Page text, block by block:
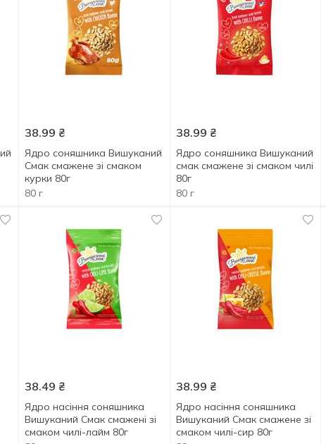
38.99 ₴
Ядро соняшника Вишуканий
Смак смажене зі смаком
курки 80г
80 г
38.99 ₴
Ядро соняшника Вишуканий
смак смажене зі смаком чилі
80г
80 г
38.49 ₴
Ядро насіння соняшника
Вишуканий Смак смажені зі
смаком чилі-лайм 80г
38.99 ₴
Ядро насіння соняшника
Вишуканий Смак смажене зі
смаком чилі-сир 80г